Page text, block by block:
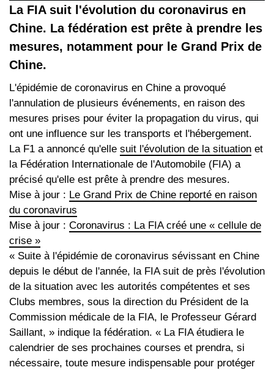
La FIA suit l'évolution du coronavirus en
Chine. La fédération est prête à prendre les
mesures, notamment pour le Grand Prix de
Chine.
L'épidémie de coronavirus en Chine a provoqué
l'annulation de plusieurs événements, en raison des
mesures prises pour éviter la propagation du virus, qui
ont une influence sur les transports et l'hébergement.
La F1 a annoncé qu'elle suit l'évolution de la situation et
la Fédération Internationale de l'Automobile (FIA) a
précisé qu'elle est prête à prendre des mesures.
Mise à jour : Le Grand Prix de Chine reporté en raison
du coronavirus
Mise à jour : Coronavirus : La FIA créé une « cellule de
crise »
« Suite à l'épidémie de coronavirus sévissant en Chine
depuis le début de l'année, la FIA suit de près l'évolution
de la situation avec les autorités compétentes et ses
Clubs membres, sous la direction du Président de la
Commission médicale de la FIA, le Professeur Gérard
Saillant, » indique la fédération. « La FIA étudiera le
calendrier de ses prochaines courses et prendra, si
nécessaire, toute mesure indispensable pour protéger